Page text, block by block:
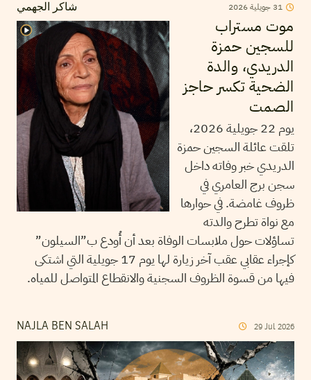
شاكر الجهمي 31 جويلية2026
موت مستراب
للسجين حمزة
الدريدي، والدة
الضحية تكسر حاجز
الصمت
يوم 22 جويلية 2026،
تلقت عائلة السجين حمزة
الدريدي خبر وفاته داخل
سجن برج العامري في
ظروف غامضة. في حوارها
مع نواة تطرح والدته
تساؤلات حول ملابسات الوفاة بعد أن أُودع ب”السيلون”
كإجراء عقابي عقب آخر زيارة لها يوم 17 جويلية التي اشتكى
فيها من قسوة الظروف السجنية والانقطاع المتواصل للمياه.
NAJLA BEN SALAH 29 Jul 2026